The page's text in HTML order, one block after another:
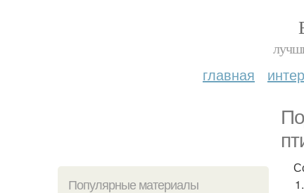
главная
Популярные материалы